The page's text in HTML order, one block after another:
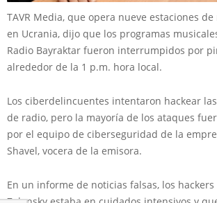
TAVR Media, que opera nueve estaciones
en Ucrania, dijo que los programas
Radio Bayraktar fueron interrumpidos por
alrededor de la 1 p.m. hora local.
Los ciberdelincuentes intentaron hackear
de radio, pero la mayoría de los ataques
por el equipo de ciberseguridad de la
Shavel, vocera de la emisora.
En un informe de noticias falsas, los